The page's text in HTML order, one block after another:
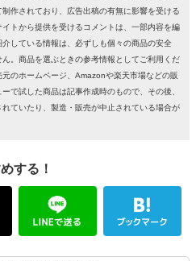
作されており、広告出稿の有無に影響を受ける
トから提供を受けるコメントは、一部内容を編
している情報は、必ずしも個々の商品の安全
。商品を選ぶときの参考情報としてご利用くだ
のホームページ、Amazonや楽天市場などの販
で試した商品は記事作成時のもので、その後、
ていたり、製造・販売が中止されている場合が
する！